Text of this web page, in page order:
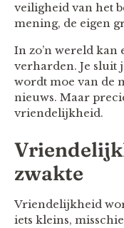
veiligheid van het
mening, de eigen
In zo’n wereld kan
verharden. Je sluit
wordt moe van de
nieuws. Maar
vriendelijkheid.
zwakte
Vriendelijkheid
iets kleins,